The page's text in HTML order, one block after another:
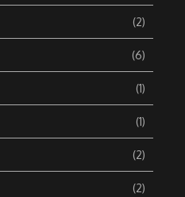
(2)
(6)
(1)
(1)
(2)
(2)